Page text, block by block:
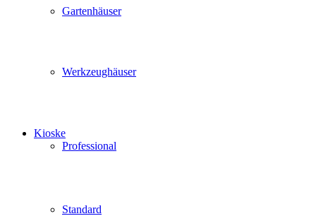
Gartenhäuser
Werkzeughäuser
Kioske
Professional
Standard